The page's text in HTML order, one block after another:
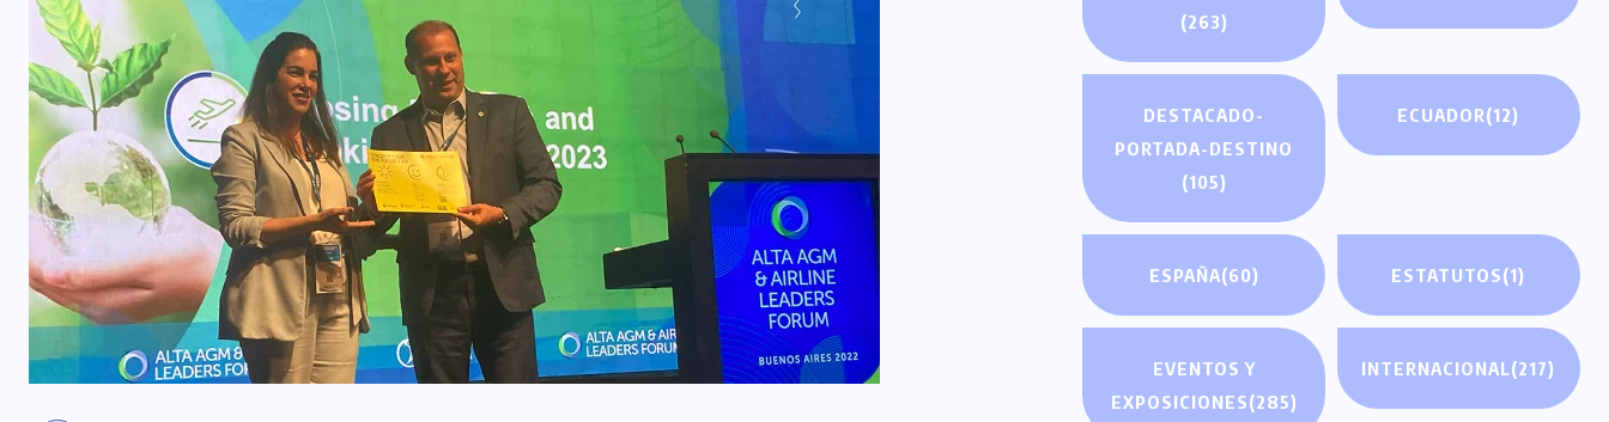
(263)
DESTACADO-
PORTADA-DESTINO
(105)
ECUADOR(12)
ESPAÑA(60) ESTATUTOS(1)
EVENTOS Y
EXPOSICIONES(285)
INTERNACIONAL(217)